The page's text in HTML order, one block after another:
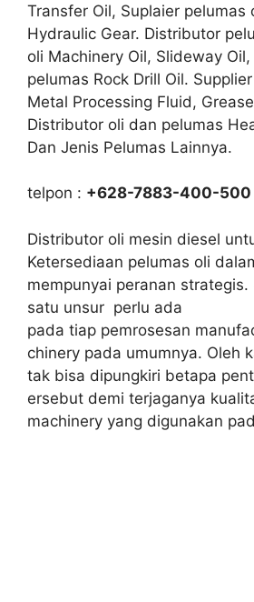
Transfer Oil, Suplaier pelumas
Hydraulic Gear. Distributor
oli Machinery Oil, Slideway
pelumas Rock Drill Oil.
Metal Processing Fluid,
Distributor oli dan pelumas
Dan Jenis Pelumas Lainnya.
telpon : +628-7883-400-500
Distributor oli mesin diesel
Ketersediaan pelumas oli
mempunyai peranan strategis.
satu unsur perlu ada
pada tiap pemrosesan
chinery pada umumnya. Oleh
tak bisa dipungkiri betapa
ersebut demi terjaganya
machinery yang digunakan